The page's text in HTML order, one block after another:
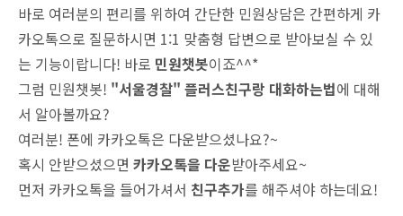
바로 여러분의 편리를 위하여 간단한 민원상담은 간편하게 카
카오톡으로 질문하시면 1:1 맞춤형 답변으로 받아보실 수 있
는 기능이랍니다! 바로 민원챗봇이죠^^*
그럼 민원챗봇! "서울경찰" 플러스친구랑 대화하는법에 대해
서 알아볼까요?
여러분! 폰에 카카오톡은 다운받으셨나요?~
혹시 안받으셨으면 카카오톡을 다운받아주세요~
먼저 카카오톡을 들어가셔서 친구추가를 해주셔야 하는데요!